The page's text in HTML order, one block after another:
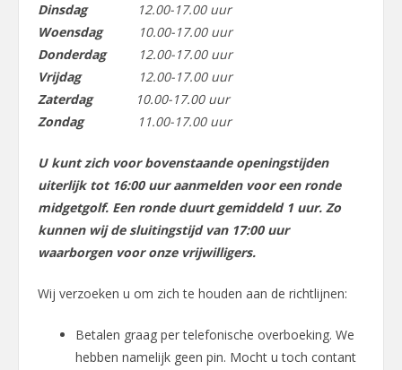
Dinsdag
12.00-17.00 uur
Woensdag
10.00-17.00 uur
Donderdag12.00-17.00 uur
Vrijdag
12.00-17.00 uur
Zaterdag
10.00-17.00 uur
Zondag11.00-17.00 uur
U kunt zich voor bovenstaande openingstijden
uiterlijk tot 16:00 uur aanmelden voor een ronde
midgetgolf. Een ronde duurt gemiddeld 1 uur. Zo
kunnen wij de sluitingstijd van 17:00 uur
waarborgen voor onze vrijwilligers.
Wij verzoeken u om zich te houden aan de richtlijnen:
Betalen graag per telefonische overboeking. We
hebben namelijk geen pin. Mocht u toch contant